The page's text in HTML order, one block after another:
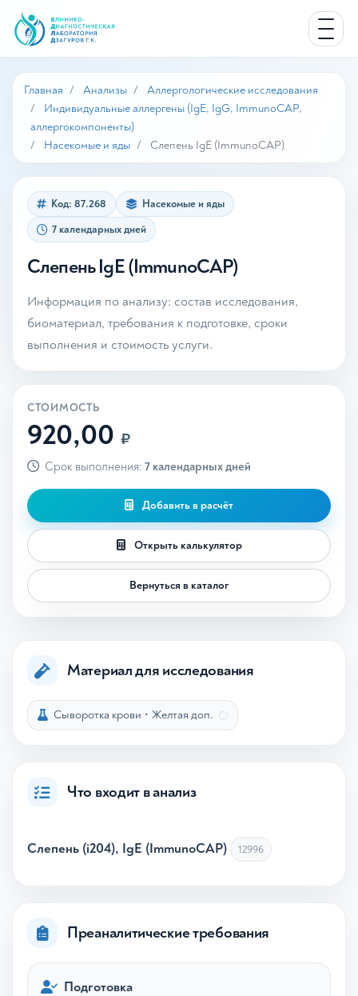
Главная Анализы
Аллергологические исследования
Индивидуальные аллергены (IgE, IgG, ImmunoCAP,
аллергокомпоненты)
Насекомые и яды
Слепень IgE (ImmunoCAP)
Код: 87.268
Насекомые и яды
7 календарных дней
Слепень IgE (ImmunoCAP)
Информация по анализу: состав исследования,
биоматериал, требования к подготовке, сроки
выполнения и стоимость услуги.
СТОИМОСТЬ
920,00 ₽
Срок выполнения: 7 календарных дней
Добавить в расчёт
Открыть калькулятор
Вернуться в каталог
Материал для исследования
Сыворотка крови • Желтая доп.
Что входит в анализ
Слепень (i204), IgE (ImmunoCAP) 12996
Преаналитические требования
Подготовка